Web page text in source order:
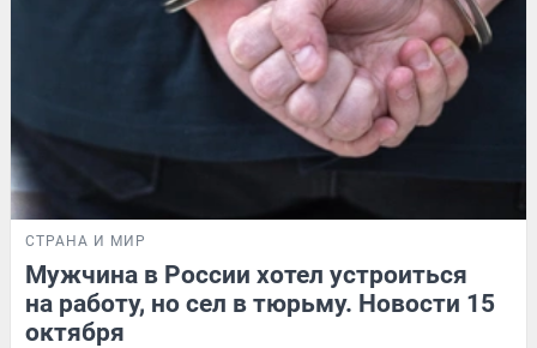
СТРАНА И МИР
Мужчина в России хотел устроиться
на работу, но сел в тюрьму. Новости 15
октября